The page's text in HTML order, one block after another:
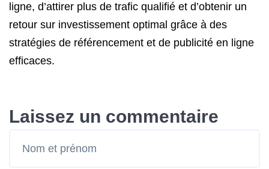
ligne, d’attirer plus de trafic qualifié et d’obtenir un
retour sur investissement optimal grâce à des
stratégies de référencement et de publicité en ligne
efficaces.
Laissez un commentaire